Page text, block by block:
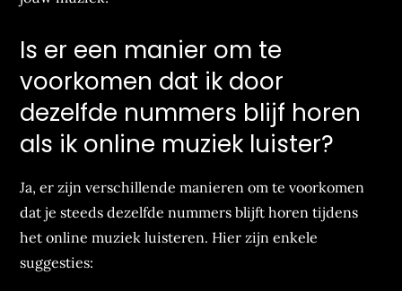
Is er een manier om te
voorkomen dat ik door
dezelfde nummers blijf horen
als ik online muziek luister?
Ja, er zijn verschillende manieren om te voorkomen
dat je steeds dezelfde nummers blijft horen tijdens
het online muziek luisteren. Hier zijn enkele
suggesties: